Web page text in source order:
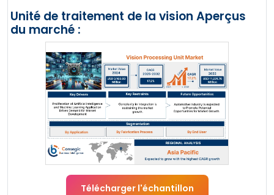
Unité de traitement de la vision Aperçus
du marché :
Télécharger l'échantillon